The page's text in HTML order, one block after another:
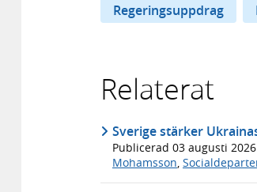
Regeringsuppdrag
Relaterat
Sverige stärker
Publicerad 03 augusti 2026
Mohamsson,